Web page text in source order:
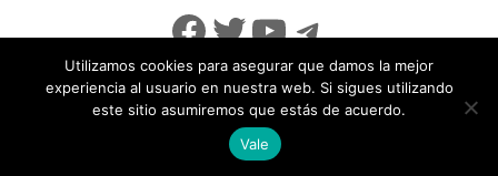
Facebook
Twitter
YouTube
Telegram
info@noticiasseguridad.com Política de Privacidad
Utilizamos cookies para asegurar que damos la mejor
experiencia al usuario en nuestra web. Si sigues utilizando
este sitio asumiremos que estás de acuerdo.
Vale